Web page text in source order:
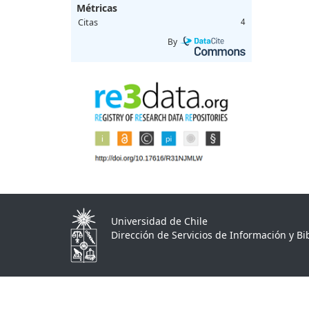
Métricas
Citas 4
By
Universidad de Chile
Dirección de Servicios de Información y